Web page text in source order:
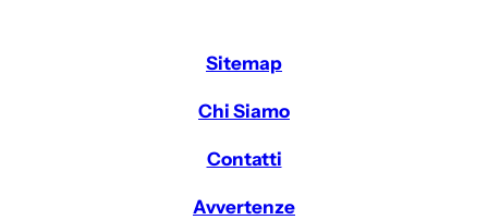
Sitemap
Chi Siamo
Contatti
Avvertenze